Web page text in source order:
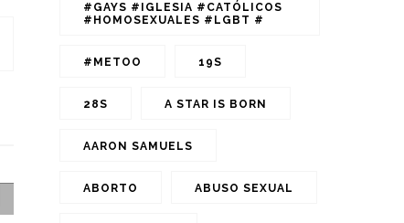
#GAYS #IGLESIA #CATÓLICOS
#HOMOSEXUALES #LGBT #
#METOO 19S
28S A STAR IS BORN
AARON SAMUELS
ABORTO ABUSO SEXUAL